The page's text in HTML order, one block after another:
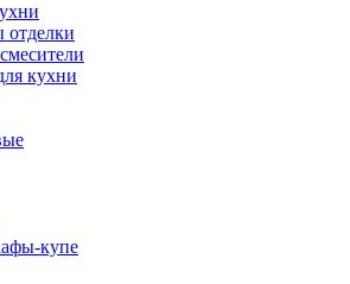
отделки
кухни
купе